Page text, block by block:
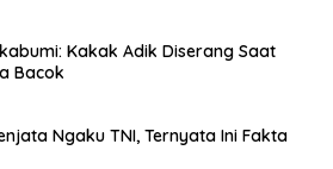
Kakak Adik Diserang Saat
Bacok
Ngaku TNI, Ternyata Ini Fakta